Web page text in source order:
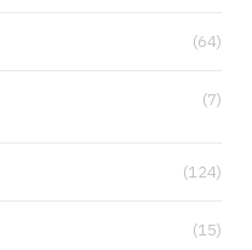
(64)
(7)
(124)
(15)